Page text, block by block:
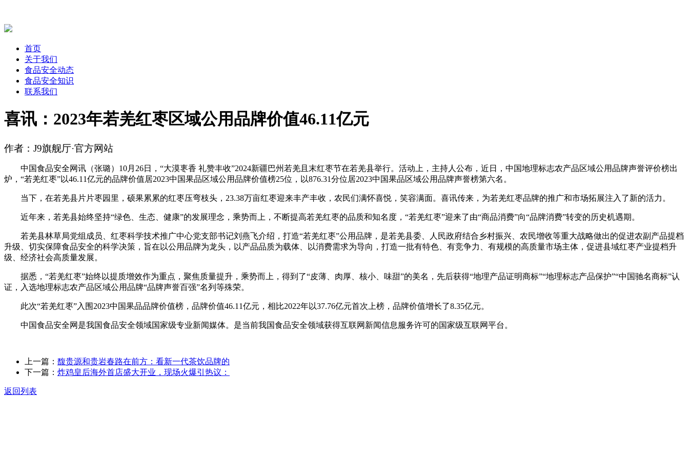
首页
关于我们
食品安全动态
食品安全知识
联系我们
喜讯：2023年若羌红枣区域公用品牌价值46.11亿元
作者：J9旗舰厅·官方网站
中国食品安全网讯（张璐）10月26日，“大漠栆香 礼赞丰收”2024新疆巴州若羌且末红枣节在若羌县举行。活动上，主持人公布，近日，中国地理标志农产品区域公用品牌声誉评价榜出
炉，“若羌红枣”以46.11亿元的品牌价值居2023中国果品区域公用品牌价值榜25位，以876.31分位居2023中国果品区域公用品牌声誉榜第六名。
当下，在若羌县片片枣园里，硕果累累的红枣压弯枝头，23.38万亩红枣迎来丰产丰收，农民们满怀喜悦，笑容满面。喜讯传来，为若羌红枣品牌的推广和市场拓展注入了新的活力。
近年来，若羌县始终坚持“绿色、生态、健康”的发展理念，乘势而上，不断提高若羌红枣的品质和知名度，“若羌红枣”迎来了由“商品消费”向“品牌消费”转变的历史机遇期。
若羌县林草局党组成员、红枣科学技术推广中心党支部书记刘燕飞介绍，打造“若羌红枣”公用品牌，是若羌县委、人民政府结合乡村振兴、农民增收等重大战略做出的促进农副产品提档
升级、切实保障食品安全的科学决策，旨在以公用品牌为龙头，以产品品质为载体、以消费需求为导向，打造一批有特色、有竞争力、有规模的高质量市场主体，促进县域红枣产业提档升
级、经济社会高质量发展。
据悉，“若羌红枣”始终以提质增效作为重点，聚焦质量提升，乘势而上，得到了“皮薄、肉厚、核小、味甜”的美名，先后获得“地理产品证明商标”“地理标志产品保护”“中国驰名商标”认
证，入选地理标志农产品区域公用品牌“品牌声誉百强”名列等殊荣。
此次“若羌红枣”入围2023中国果品品牌价值榜，品牌价值46.11亿元，相比2022年以37.76亿元首次上榜，品牌价值增长了8.35亿元。
中国食品安全网是我国食品安全领域国家级专业新闻媒体。是当前我国食品安全领域获得互联网新闻信息服务许可的国家级互联网平台。
上一篇： 馥贵源和贵岩春路在前方：看新一代茶饮品牌的
下一篇： 炸鸡皇后海外首店盛大开业，现场火爆引热议：
返回列表